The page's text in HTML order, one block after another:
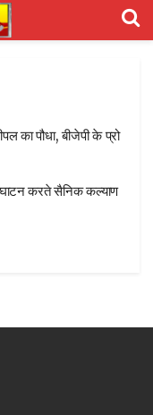
का पौधा, बीजेपी के प्रो
करते सैनिक कल्याण